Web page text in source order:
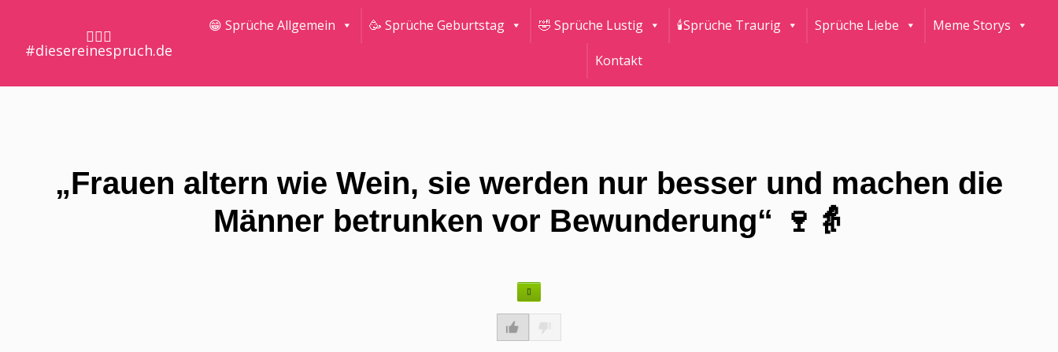
🤷🏼‍♀️
#diesereinespruch.de
😁 Sprüche Allgemein 🥳 Sprüche Geburtstag 🤣 Sprüche Lustig 🕯Sprüche Traurig Sprüche Liebe Meme Storys
Kontakt
„Frauen altern wie Wein, sie werden nur besser und machen die
Männer betrunken vor Bewunderung“ 🍷👵